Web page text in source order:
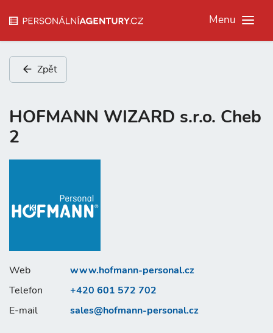
Menu
Zpět
HOFMANN WIZARD s.r.o. Cheb
2
Web
www.hofmann-personal.cz
Telefon
+420 601 572 702
E-mail
sales@hofmann-personal.cz